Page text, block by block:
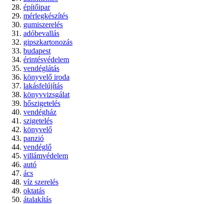
építőipar
mérlegkészítés
gumiszerelés
adóbevallás
gipszkartonozás
budapest
érintésvédelem
vendéglátás
könyvelő iroda
lakásfelújítás
könyvvizsgálat
hőszigetelés
vendégház
szigetelés
könyvelő
panzió
vendéglő
villámvédelem
autó
ács
víz szerelés
oktatás
átalakítás